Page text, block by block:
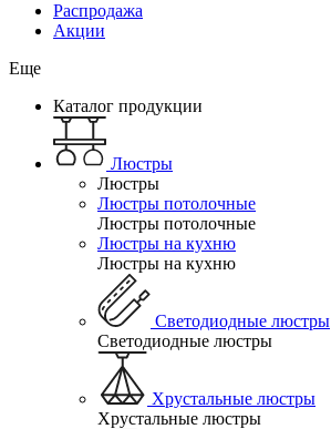
Распродажа
Акции
Еще
Каталог продукции
Люстры
Люстры
Люстры потолочные
Люстры потолочные
Люстры на кухню
Люстры на кухню
Светодиодные люстры
Светодиодные люстры
Хрустальные люстры
Хрустальные люстры